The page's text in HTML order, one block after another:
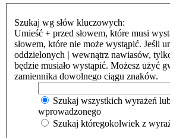
Szukaj wg słów kluczowych:
Umieść + przed słowem, które musi
słowem, które nie może wystąpić. Jeśli
oddzielonych | wewnątrz nawiasów,
będzie musiało wystąpić. Możesz użyć
zamiennika dowolnego ciągu znaków.
Szukaj wszystkich wyrażeń
wprowadzonego
Szukaj któregokolwiek z